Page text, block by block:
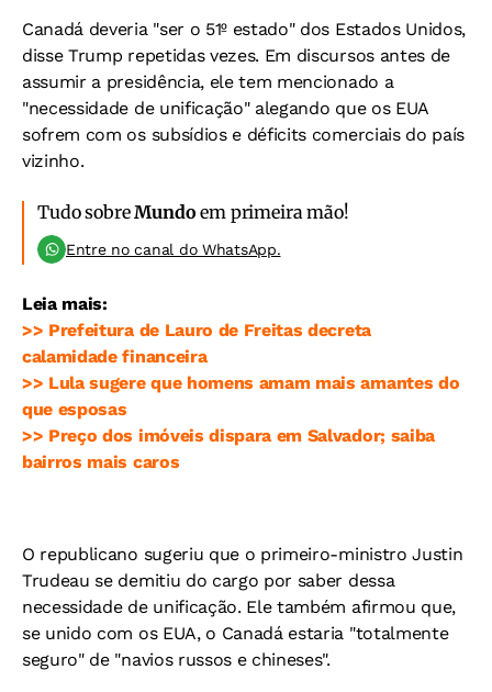
Canadá deveria "ser o 51º estado" dos Estados Unidos,
disse Trump repetidas vezes. Em discursos antes de
assumir a presidência, ele tem mencionado a
"necessidade de unificação" alegando que os EUA
sofrem com os subsídios e déficits comerciais do país
vizinho.
Tudo sobreMundo em primeira mão!
Entre no canal do WhatsApp.
Leia mais:
>> Prefeitura de Lauro de Freitas decreta
calamidade financeira
>> Lula sugere que homens amam mais amantes do
que esposas
>> Preço dos imóveis dispara em Salvador; saiba
bairros mais caros
O republicano sugeriu que o primeiro-ministro Justin
Trudeau se demitiu do cargo por saber dessa
necessidade de unificação. Ele também afirmou que,
se unido com os EUA, o Canadá estaria "totalmente
seguro" de "navios russos e chineses".